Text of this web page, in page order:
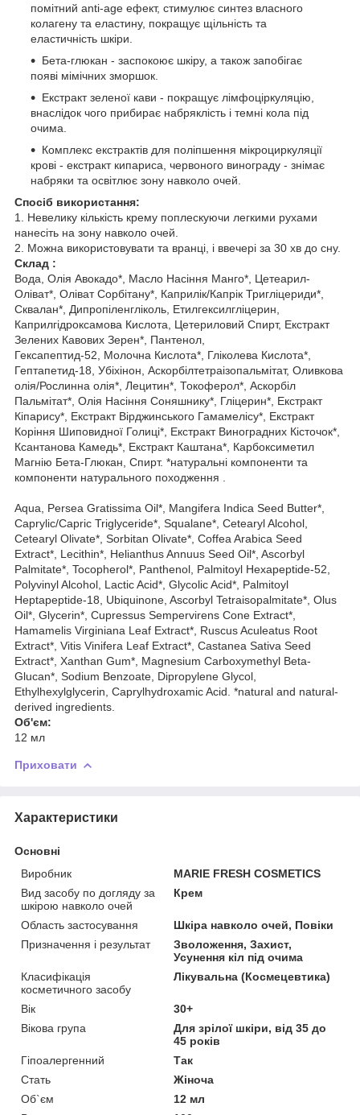
помітний anti-age ефект, стимулює синтез власного
колагену та еластину, покращує щільність та
еластичність шкіри.
Бета-глюкан - заспокоює шкіру, а також запобігає
появі мімічних зморшок.
Екстракт зеленої кави - покращує лімфоціркуляцію,
внаслідок чого прибирає набряклість і темні кола під
очима.
Комплекс екстрактів для поліпшення мікроциркуляції
крові - екстракт кипариса, червоного винограду - знімає
набряки та освітлює зону навколо очей.
Спосіб використання:
1. Невелику кількість крему поплескуючи легкими рухами
нанесіть на зону навколо очей.
2. Можна використовувати та вранці, і ввечері за 30 хв до сну.
Склад :
Вода, Олія Авокадо*, Масло Насіння Манго*, Цетеарил-
Оліват*, Оліват Сорбітану*, Каприлік/Капрік Тригліцериди*,
Сквалан*, Дипропіленгліколь, Етилгексилгліцерин,
Каприлгідроксамова Кислота, Цетериловий Спирт, Екстракт
Зелених Кавових Зерен*, Пантенол,
Гексапептид-52, Молочна Кислота*, Гліколева Кислота*,
Гептапетид-18, Убіхінон, Аскорбілтетраізопальмітат, Оливкова
олія/Рослинна олія*, Лецитин*, Токоферол*, Аскорбіл
Пальмітат*, Олія Насіння Соняшнику*, Гліцерин*, Екстракт
Кіпарису*, Екстракт Вірджинського Гамамелісу*, Екстракт
Коріння Шиповидної Голиці*, Екстракт Виноградних Кісточок*,
Ксантанова Камедь*, Екстракт Каштана*, Карбоксиметил
Магнію Бета-Глюкан, Спирт. *натуральні компоненти та
компоненти натурального походження .
Aqua, Persea Gratissima Oil*, Mangifera Indica Seed Butter*,
Caprylic/Capric Triglyceride*, Squalane*, Cetearyl Alcohol,
Cetearyl Olivate*, Sorbitan Olivate*, Coffea Arabica Seed
Extract*, Lecithin*, Helianthus Annuus Seed Oil*, Ascorbyl
Palmitate*, Tocopherol*, Panthenol, Palmitoyl Hexapeptide-52,
Polyvinyl Alcohol, Lactic Acid*, Glycolic Acid*, Palmitoyl
Heptapeptide-18, Ubiquinone, Ascorbyl Tetraisopalmitate*, Olus
Oil*, Glycerin*, Cupressus Sempervirens Cone Extract*,
Hamamelis Virginiana Leaf Extract*, Ruscus Aculeatus Root
Extract*, Vitis Vinifera Leaf Extract*, Castanea Sativa Seed
Extract*, Xanthan Gum*, Magnesium Carboxymethyl Beta-
Glucan*, Sodium Benzoate, Dipropylene Glycol,
Ethylhexylglycerin, Caprylhydroxamic Acid. *natural and natural-
derived ingredients.
Об'єм:
12 мл
Приховати
Характеристики
Основні
Виробник
MARIE FRESH COSMETICS
Вид засобу по догляду за
шкірою навколо очей
Крем
Область застосування
Шкіра навколо очей, Повіки
Призначення і результат
Зволоження, Захист,
Усунення кіл під очима
Класифікація
косметичного засобу
Лікувальна (Космецевтика)
Вік
30+
Вікова група
Для зрілої шкіри, від 35 до
45 років
Гіпоалергенний
Так
Стать
Жіноча
Об`єм
12 мл